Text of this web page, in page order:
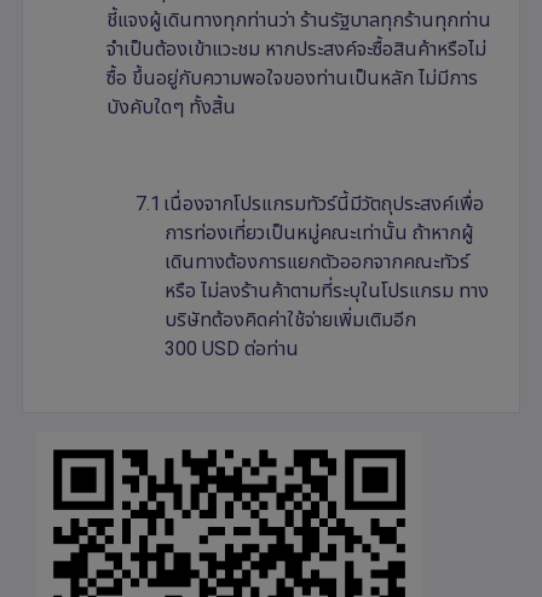
ชี้แจงผู้เดินทางทุกท่านว่า ร้านรัฐบาลทุกร้านทุกท่าน
จำเป็นต้องเข้าแวะชม หากประสงค์จะซื้อสินค้าหรือไม่
ซื้อ ขึ้นอยู่กับความพอใจของท่านเป็นหลัก ไม่มีการ
บังคับใดๆ ทั้งสิ้น
7.1 เนื่องจากโปรแกรมทัวร์นี้มีวัตถุประสงค์เพื่อ
การท่องเที่ยวเป็นหมู่คณะเท่านั้น ถ้าหากผู้
เดินทางต้องการแยกตัวออกจากคณะทัวร์
หรือ ไม่ลงร้านค้าตามที่ระบุในโปรแกรม ทาง
บริษัทต้องคิดค่าใช้จ่ายเพิ่มเติมอีก
300 USD ต่อท่าน